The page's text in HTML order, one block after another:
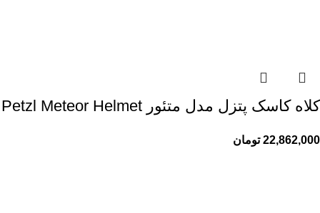
کلاه کاسک پتزل مدل متئور Petzl Meteor Helmet
22,862,000 تومان